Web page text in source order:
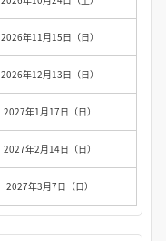
2026年11月15日（日）
2026年12月13日（日）
2027年1月17日（日）
2027年2月14日（日）
2027年3月7日（日）